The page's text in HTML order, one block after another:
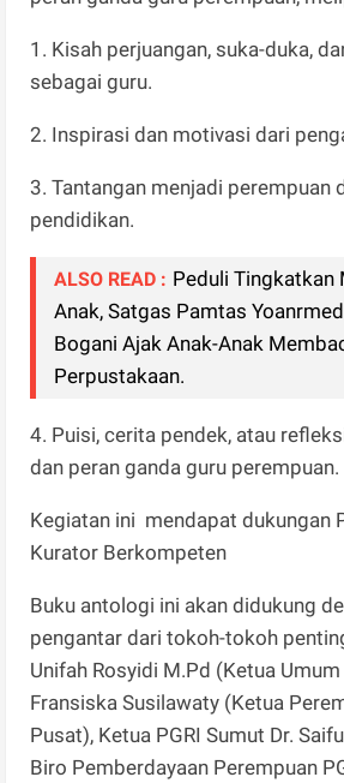
1. Kisah perjuangan, suka-duka,
sebagai guru.
2. Inspirasi dan motivasi dari
3. Tantangan menjadi perempuan
pendidikan.
ALSO READ : Peduli Tingkatkan
Anak, Satgas Pamtas
Bogani Ajak Anak-Anak
Perpustakaan.
4. Puisi, cerita pendek, atau
dan peran ganda guru perempuan.
Kegiatan ini mendapat dukungan
Kurator Berkompeten
Buku antologi ini akan didukung
pengantar dari tokoh-tokoh
Unifah Rosyidi M.Pd (Ketua Umum
Fransiska Susilawaty (Ketua
Pusat), Ketua PGRI Sumut Dr.
Biro Pemberdayaan Perempuan